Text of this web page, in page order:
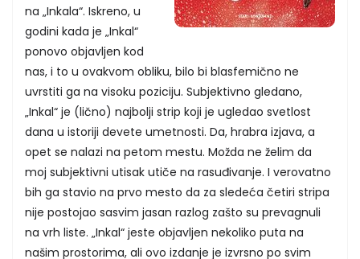
na „Inkala“. Iskreno, u
godini kada je „Inkal“
ponovo objavljen kod
nas, i to u ovakvom obliku, bilo bi blasfemično ne
uvrstiti ga na visoku poziciju. Subjektivno gledano,
„Inkal“ je (lično) najbolji strip koji je ugledao svetlost
dana u istoriji devete umetnosti. Da, hrabra izjava, a
opet se nalazi na petom mestu. Možda ne želim da
moj subjektivni utisak utiče na rasuđivanje. I verovatno
bih ga stavio na prvo mesto da za sledeća četiri stripa
nije postojao sasvim jasan razlog zašto su prevagnuli
na vrh liste. „Inkal“ jeste objavljen nekoliko puta na
našim prostorima, ali ovo izdanje je izvrsno po svim